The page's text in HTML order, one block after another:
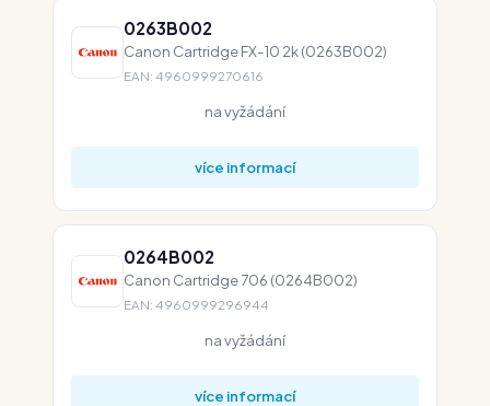
0263B002
Canon Cartridge FX-10 2k (0263B002)
EAN: 4960999270616
na vyžádání
více informací
0264B002
Canon Cartridge 706 (0264B002)
EAN: 4960999296944
na vyžádání
více informací